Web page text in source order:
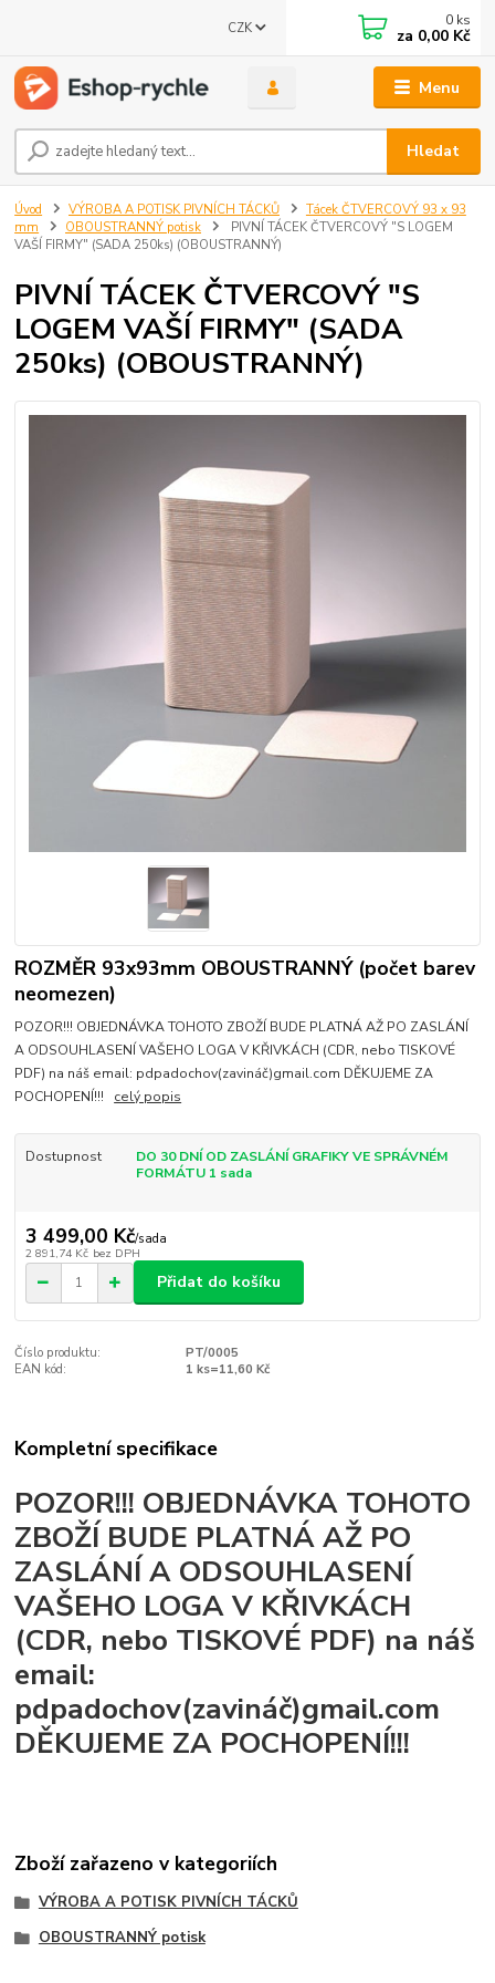
Menu
CZK
Hledat
0 ks
za 0,00 Kč
Úvod VÝROBA A POTISK PIVNÍCH TÁCKŮ
Tácek ČTVERCOVÝ 93 x 93
mm
OBOUSTRANNÝ potisk
PIVNÍ TÁCEK ČTVERCOVÝ "S LOGEM
VAŠÍ FIRMY" (SADA 250ks) (OBOUSTRANNÝ)
PIVNÍ TÁCEK ČTVERCOVÝ "S
LOGEM VAŠÍ FIRMY" (SADA
250ks) (OBOUSTRANNÝ)
ROZMĚR 93x93mm OBOUSTRANNÝ (počet barev
neomezen)
POZOR!!! OBJEDNÁVKA TOHOTO ZBOŽÍ BUDE PLATNÁ AŽ PO ZASLÁNÍ
A ODSOUHLASENÍ VAŠEHO LOGA V KŘIVKÁCH (CDR, nebo TISKOVÉ
PDF) na náš email: pdpadochov(zavináč)gmail.com DĚKUJEME ZA
POCHOPENÍ!!! celý popis
Dostupnost
DO 30 DNÍ OD ZASLÁNÍ GRAFIKY VE SPRÁVNÉM
FORMÁTU 1 sada
3 499,00 Kč/sada
2 891,74 Kč bez DPH
Přidat do košíku
Číslo produktu:
PT/0005
EAN kód:
1 ks=11,60 Kč
Kompletní specifikace
POZOR!!! OBJEDNÁVKA TOHOTO
ZBOŽÍ BUDE PLATNÁ AŽ PO
ZASLÁNÍ A ODSOUHLASENÍ
VAŠEHO LOGA V KŘIVKÁCH
(CDR, nebo TISKOVÉ PDF) na náš
email:
pdpadochov(zavináč)gmail.com
DĚKUJEME ZA POCHOPENÍ!!!
Zboží zařazeno v kategoriích
VÝROBA A POTISK PIVNÍCH TÁCKŮ
OBOUSTRANNÝ potisk